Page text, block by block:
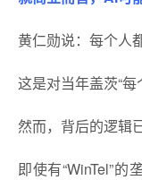
黄仁勋说：每个人
这是对当年盖茨“每
然而，背后的逻辑
即使有“WinTel”